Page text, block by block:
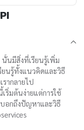
นมีสิ่งที่เรียนรู้เพิ่ม
ยนรู้ทั้งแนวคิดและวิธี
ากลายไป
ริ่มต้นง่ายแต่การใช้
อกถึงปัญหาและวิธี